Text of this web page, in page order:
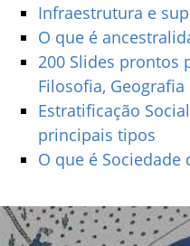
Infraestrutura e
O que é
200 Slides prontos
Filosofia, Geografia
Estratificação
principais tipos
O que é Sociedade